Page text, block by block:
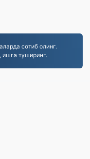
сотиб олинг.
ишга туширинг.